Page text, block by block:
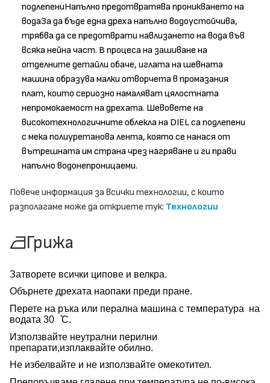
подлепениНапълно предотвратява проникването на
водаЗа да бъде една дреха напълно водоустойчива,
трябва да се предотврати навлизането на вода във
всяка нейна част. В процеса на зашиване на
отделните детайли обаче, иглата на шевната
машина образува малки отворчета в промазания
плат, които сериозно намаляват цялостната
непромокаемост на дрехата. Шевовете на
високотехнологичните облекла на DIEL са подлепени
с мека полиуретанова лента, която се нанася от
вътрешната им страна чрез нагряване и ги прави
напълно водонепроницаеми.
Повече информация за всички технологии, с които
разполагаме може да откриете тук: Технологии
Грижа
Затворете всички ципове и велкра.
Обърнете дрехата наопаки преди пране.
Перете на ръка или перална машина с температура на
водата 30 ̊С.
Използвайте неутрални перилни
препарати,изплаквайте обилно.
Не избелвайте и не използвайте омекотител.